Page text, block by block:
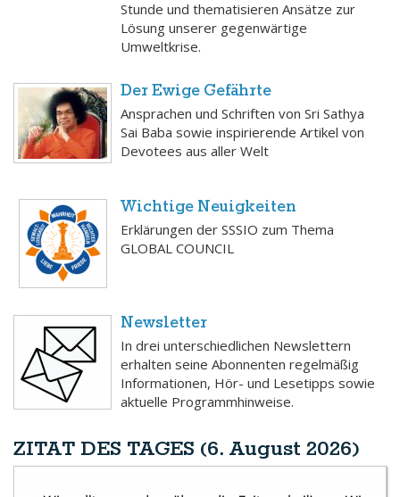
Stunde und thematisieren Ansätze zur
Lösung unserer gegenwärtige
Umweltkrise.
Der Ewige Gefährte
Ansprachen und Schriften von Sri Sathya
Sai Baba sowie inspirierende Artikel von
Devotees aus aller Welt
Wichtige Neuigkeiten
Erklärungen der SSSIO zum Thema
GLOBAL COUNCIL
Newsletter
In drei unterschiedlichen Newslettern
erhalten seine Abonnenten regelmäßig
Informationen, Hör- und Lesetipps sowie
aktuelle Programmhinweise.
ZITAT DES TAGES (6. August 2026)